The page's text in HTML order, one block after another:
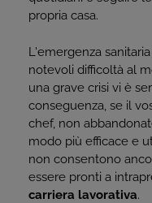
propria casa.
L'emergenza
notevoli difficoltà al
una grave crisi vi è
conseguenza, se il
chef, non
modo più efficace e
non consentono
essere pronti a
carriera lavorativa.